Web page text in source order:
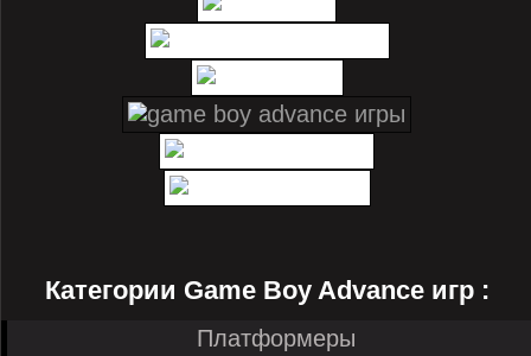
Категории Game Boy Advance игр :
Платформеры